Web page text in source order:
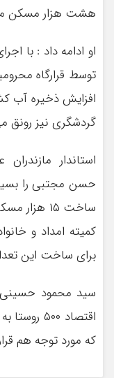
هشت هزار مسکن
او ادامه داد : با
توسط قرارگاه
افزایش ذخیره آب
گردشگری نیز رونق
استاندار
حسن مجتبی را
ساخت ۱۵
کمیته امداد و
برای ساخت این
سید محمود حسینی
اقتصاد
که مورد توجه هم